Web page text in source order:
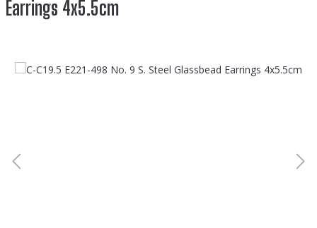
Earrings 4x5.5cm
Afbeeldingengalerij overslaan